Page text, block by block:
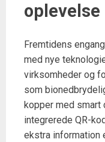
oplevelse
Fremtidens
med nye
virksomheder og
som
kopper med
integrerede QR-
ekstra information